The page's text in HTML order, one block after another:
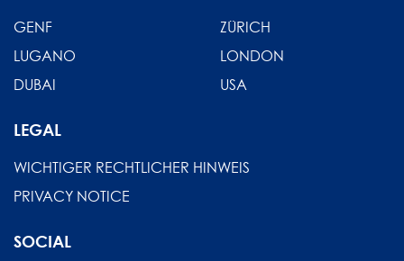
GENF
ZÜRICH
LUGANO
LONDON
DUBAI
USA
LEGAL
WICHTIGER RECHTLICHER HINWEIS
PRIVACY NOTICE
SOCIAL